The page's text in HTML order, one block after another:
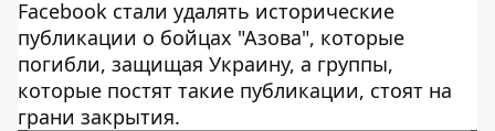
Facebook стали удалять исторические
публикации о бойцах "Азова", которые
погибли, защищая Украину, а группы,
которые постят такие публикации, стоят на
грани закрытия.